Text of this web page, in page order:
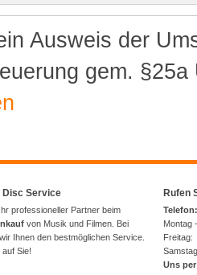
Ausweis der
gem.
Disc Service
professioneller Partner beim
von Musik und Filmen. Bei
Ihnen den bestmöglichen Service.
Sie!
Rufen
Montag
Uns